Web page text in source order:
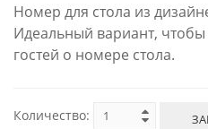
Номер для стола из
Идеальный вариант,
гостей о номере стола.
Количество: